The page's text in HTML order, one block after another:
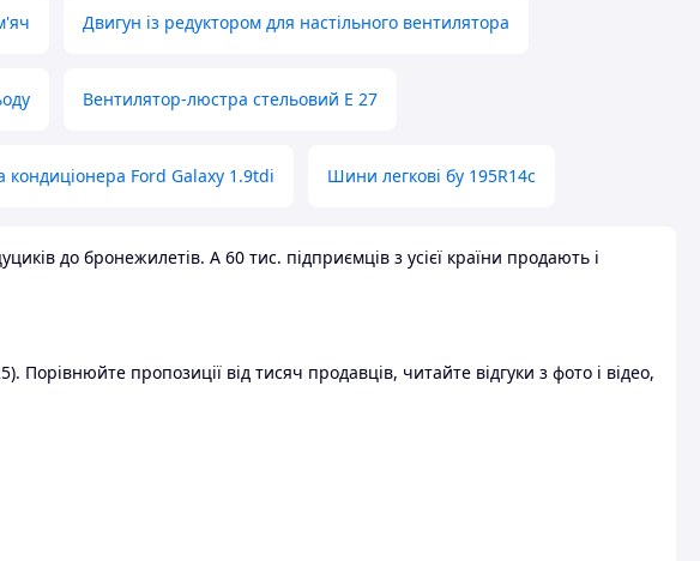
Двигун із редуктором для настільного вентилятора
Вентилятор-люстра стельовий E 27
кондиціонера Ford Galaxy 1.9tdi Шини легкові бу 195R14c
до бронежилетів. А 60 тис. підприємців з усієї країни продають і
пропозиції від тисяч продавців, читайте відгуки з фото і відео,